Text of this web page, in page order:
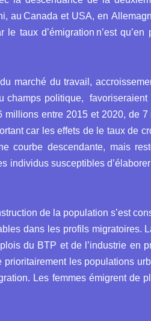
au Canada et USA, en
d’émigration n’est qu’en
marché du travail,
politique,
entre 2015 et 2020, de
car les effets de le taux de
descendante, mais
individus susceptibles
de la population s’est
dans les profils migratoires.
du BTP et de l’industrie en
les populations
Les femmes émigrent de